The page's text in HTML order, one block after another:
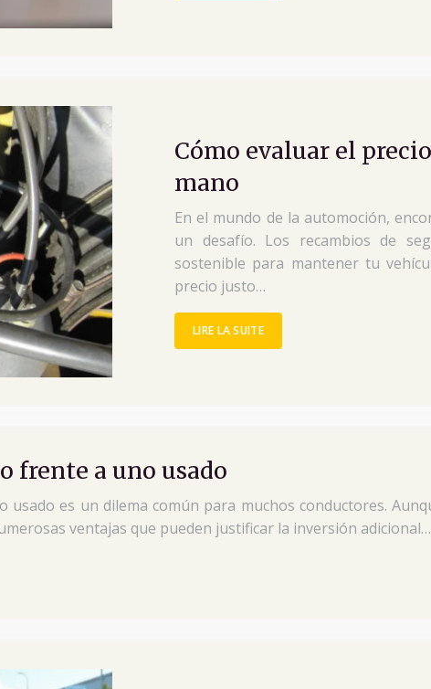
Cómo evaluar el
mano
En el mundo de la automoción,
un desafío. Los recambios de
sostenible para mantener tu
precio justo…
LIRE LA SUITE
frente a uno usado
usado es un dilema común para muchos conductores.
ventajas que pueden justificar la inversión